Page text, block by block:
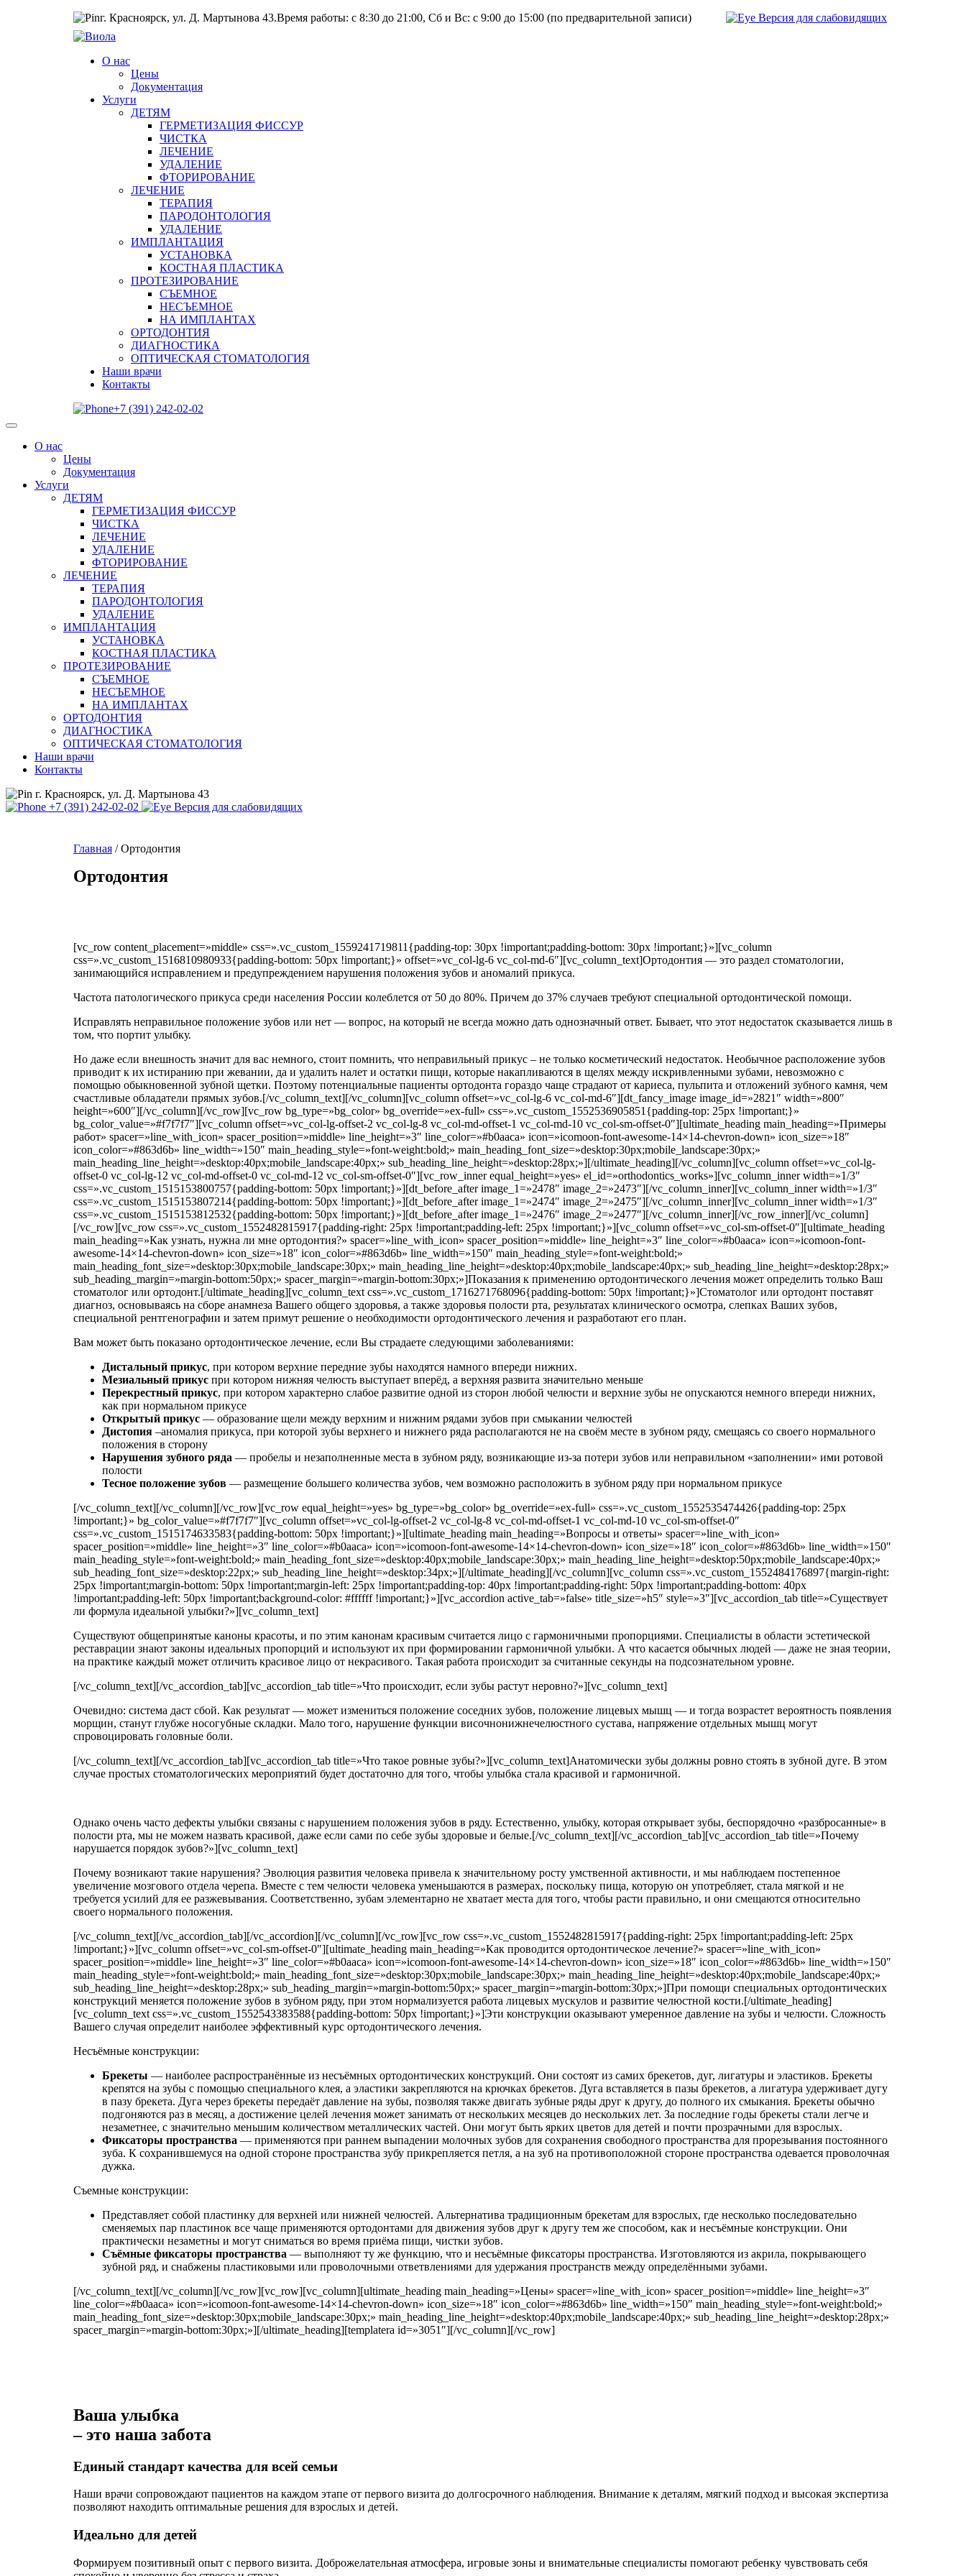
г. Красноярск, ул. Д. Мартынова 43.Время работы: с 8:30 до 21:00, Сб и Вс: с 9:00 до 15:00 (по предварительной записи) Версия для слабовидящих
О нас
Цены
Документация
Услуги
ДЕТЯМ
ГЕРМЕТИЗАЦИЯ ФИССУР
ЧИСТКА
ЛЕЧЕНИЕ
УДАЛЕНИЕ
ФТОРИРОВАНИЕ
ЛЕЧЕНИЕ
ТЕРАПИЯ
ПАРОДОНТОЛОГИЯ
УДАЛЕНИЕ
ИМПЛАНТАЦИЯ
УСТАНОВКА
КОСТНАЯ ПЛАСТИКА
ПРОТЕЗИРОВАНИЕ
СЪЕМНОЕ
НЕСЪЕМНОЕ
НА ИМПЛАНТАХ
ОРТОДОНТИЯ
ДИАГНОСТИКА
ОПТИЧЕСКАЯ СТОМАТОЛОГИЯ
Наши врачи
Контакты
+7 (391) 242-02-02
О нас
Цены
Документация
Услуги
ДЕТЯМ
ГЕРМЕТИЗАЦИЯ ФИССУР
ЧИСТКА
ЛЕЧЕНИЕ
УДАЛЕНИЕ
ФТОРИРОВАНИЕ
ЛЕЧЕНИЕ
ТЕРАПИЯ
ПАРОДОНТОЛОГИЯ
УДАЛЕНИЕ
ИМПЛАНТАЦИЯ
УСТАНОВКА
КОСТНАЯ ПЛАСТИКА
ПРОТЕЗИРОВАНИЕ
СЪЕМНОЕ
НЕСЪЕМНОЕ
НА ИМПЛАНТАХ
ОРТОДОНТИЯ
ДИАГНОСТИКА
ОПТИЧЕСКАЯ СТОМАТОЛОГИЯ
Наши врачи
Контакты
г. Красноярск, ул. Д. Мартынова 43
+7 (391) 242-02-02
Версия для слабовидящих
Главная /Ортодонтия
Ортодонтия
[vc_row content_placement=»middle» css=».vc_custom_1559241719811{padding-top: 30px !important;padding-bottom: 30px !important;}»][vc_column
css=».vc_custom_1516810980933{padding-bottom: 50px !important;}» offset=»vc_col-lg-6 vc_col-md-6″][vc_column_text]Ортодонтия — это раздел стоматологии,
занимающийся исправлением и предупреждением нарушения положения зубов и аномалий прикуса.
Частота патологического прикуса среди населения России колеблется от 50 до 80%. Причем до 37% случаев требуют специальной ортодонтической помощи.
Исправлять неправильное положение зубов или нет — вопрос, на который не всегда можно дать однозначный ответ. Бывает, что этот недостаток сказывается лишь в
том, что портит улыбку.
Но даже если внешность значит для вас немного, стоит помнить, что неправильный прикус – не только косметический недостаток. Необычное расположение зубов
приводит к их истиранию при жевании, да и удалить налет и остатки пищи, которые накапливаются в щелях между искривленными зубами, невозможно с
помощью обыкновенной зубной щетки. Поэтому потенциальные пациенты ортодонта гораздо чаще страдают от кариеса, пульпита и отложений зубного камня, чем
счастливые обладатели прямых зубов.[/vc_column_text][/vc_column][vc_column offset=»vc_col-lg-6 vc_col-md-6″][dt_fancy_image image_id=»2821″ width=»800″
height=»600″][/vc_column][/vc_row][vc_row bg_type=»bg_color» bg_override=»ex-full» css=».vc_custom_1552536905851{padding-top: 25px !important;}»
bg_color_value=»#f7f7f7″][vc_column offset=»vc_col-lg-offset-2 vc_col-lg-8 vc_col-md-offset-1 vc_col-md-10 vc_col-sm-offset-0″][ultimate_heading main_heading=»Примеры
работ» spacer=»line_with_icon» spacer_position=»middle» line_height=»3″ line_color=»#b0aaca» icon=»icomoon-font-awesome-14×14-chevron-down» icon_size=»18″
icon_color=»#863d6b» line_width=»150″ main_heading_style=»font-weight:bold;» main_heading_font_size=»desktop:30px;mobile_landscape:30px;»
main_heading_line_height=»desktop:40px;mobile_landscape:40px;» sub_heading_line_height=»desktop:28px;»][/ultimate_heading][/vc_column][vc_column offset=»vc_col-lg-
offset-0 vc_col-lg-12 vc_col-md-offset-0 vc_col-md-12 vc_col-sm-offset-0″][vc_row_inner equal_height=»yes» el_id=»orthodontics_works»][vc_column_inner width=»1/3″
css=».vc_custom_1515153800757{padding-bottom: 50px !important;}»][dt_before_after image_1=»2478″ image_2=»2473″][/vc_column_inner][vc_column_inner width=»1/3″
css=».vc_custom_1515153807214{padding-bottom: 50px !important;}»][dt_before_after image_1=»2474″ image_2=»2475″][/vc_column_inner][vc_column_inner width=»1/3″
css=».vc_custom_1515153812532{padding-bottom: 50px !important;}»][dt_before_after image_1=»2476″ image_2=»2477″][/vc_column_inner][/vc_row_inner][/vc_column]
[/vc_row][vc_row css=».vc_custom_1552482815917{padding-right: 25px !important;padding-left: 25px !important;}»][vc_column offset=»vc_col-sm-offset-0″][ultimate_heading
main_heading=»Как узнать, нужна ли мне ортодонтия?» spacer=»line_with_icon» spacer_position=»middle» line_height=»3″ line_color=»#b0aaca» icon=»icomoon-font-
awesome-14×14-chevron-down» icon_size=»18″ icon_color=»#863d6b» line_width=»150″ main_heading_style=»font-weight:bold;»
main_heading_font_size=»desktop:30px;mobile_landscape:30px;» main_heading_line_height=»desktop:40px;mobile_landscape:40px;» sub_heading_line_height=»desktop:28px;»
sub_heading_margin=»margin-bottom:50px;» spacer_margin=»margin-bottom:30px;»]Показания к применению ортодонтического лечения может определить только Ваш
стоматолог или ортодонт.[/ultimate_heading][vc_column_text css=».vc_custom_1716271768096{padding-bottom: 50px !important;}»]Стоматолог или ортодонт поставят
диагноз, основываясь на сборе анамнеза Вашего общего здоровья, а также здоровья полости рта, результатах клинического осмотра, слепках Ваших зубов,
специальной рентгенографии и затем примут решение о необходимости ортодонтического лечения и разработают его план.
Вам может быть показано ортодонтическое лечение, если Вы страдаете следующими заболеваниями:
Дистальный прикус, при котором верхние передние зубы находятся намного впереди нижних.
Мезиальный прикус при котором нижняя челюсть выступает вперёд, а верхняя развита значительно меньше
Перекрестный прикус, при котором характерно слабое развитие одной из сторон любой челюсти и верхние зубы не опускаются немного впереди нижних,
как при нормальном прикусе
Открытый прикус — образование щели между верхним и нижним рядами зубов при смыкании челюстей
Дистопия –аномалия прикуса, при которой зубы верхнего и нижнего ряда располагаются не на своём месте в зубном ряду, смещаясь со своего нормального
положения в сторону
Нарушения зубного ряда — пробелы и незаполненные места в зубном ряду, возникающие из-за потери зубов или неправильном «заполнении» ими ротовой
полости
Тесное положение зубов — размещение большего количества зубов, чем возможно расположить в зубном ряду при нормальном прикусе
[/vc_column_text][/vc_column][/vc_row][vc_row equal_height=»yes» bg_type=»bg_color» bg_override=»ex-full» css=».vc_custom_1552535474426{padding-top: 25px
!important;}» bg_color_value=»#f7f7f7″][vc_column offset=»vc_col-lg-offset-2 vc_col-lg-8 vc_col-md-offset-1 vc_col-md-10 vc_col-sm-offset-0″
css=».vc_custom_1515174633583{padding-bottom: 50px !important;}»][ultimate_heading main_heading=»Вопросы и ответы» spacer=»line_with_icon»
spacer_position=»middle» line_height=»3″ line_color=»#b0aaca» icon=»icomoon-font-awesome-14×14-chevron-down» icon_size=»18″ icon_color=»#863d6b» line_width=»150″
main_heading_style=»font-weight:bold;» main_heading_font_size=»desktop:40px;mobile_landscape:30px;» main_heading_line_height=»desktop:50px;mobile_landscape:40px;»
sub_heading_font_size=»desktop:22px;» sub_heading_line_height=»desktop:34px;»][/ultimate_heading][/vc_column][vc_column css=».vc_custom_1552484176897{margin-right:
25px !important;margin-bottom: 50px !important;margin-left: 25px !important;padding-top: 40px !important;padding-right: 50px !important;padding-bottom: 40px
!important;padding-left: 50px !important;background-color: #ffffff !important;}»][vc_accordion active_tab=»false» title_size=»h5″ style=»3″][vc_accordion_tab title=»Существует
ли формула идеальной улыбки?»][vc_column_text]
Существуют общепринятые каноны красоты, и по этим канонам красивым считается лицо с гармоничными пропорциями. Специалисты в области эстетической
реставрации знают законы идеальных пропорций и используют их при формировании гармоничной улыбки. А что касается обычных людей — даже не зная теории,
на практике каждый может отличить красивое лицо от некрасивого. Такая работа происходит за считанные секунды на подсознательном уровне.
[/vc_column_text][/vc_accordion_tab][vc_accordion_tab title=»Что происходит, если зубы растут неровно?»][vc_column_text]
Очевидно: система даст сбой. Как результат — может измениться положение соседних зубов, положение лицевых мышц — и тогда возрастет вероятность появления
морщин, станут глубже носогубные складки. Мало того, нарушение функции височнонижнечелюстного сустава, напряжение отдельных мышц могут
спровоцировать головные боли.
[/vc_column_text][/vc_accordion_tab][vc_accordion_tab title=»Что такое ровные зубы?»][vc_column_text]Анатомически зубы должны ровно стоять в зубной дуге. В этом
случае простых стоматологических мероприятий будет достаточно для того, чтобы улыбка стала красивой и гармоничной.
Однако очень часто дефекты улыбки связаны с нарушением положения зубов в ряду. Естественно, улыбку, которая открывает зубы, беспорядочно «разбросанные» в
полости рта, мы не можем назвать красивой, даже если сами по себе зубы здоровые и белые.[/vc_column_text][/vc_accordion_tab][vc_accordion_tab title=»Почему
нарушается порядок зубов?»][vc_column_text]
Почему возникают такие нарушения? Эволюция развития человека привела к значительному росту умственной активности, и мы наблюдаем постепенное
увеличение мозгового отдела черепа. Вместе с тем челюсти человека уменьшаются в размерах, поскольку пища, которую он употребляет, стала мягкой и не
требуется усилий для ее разжевывания. Соответственно, зубам элементарно не хватает места для того, чтобы расти правильно, и они смещаются относительно
своего нормального положения.
[/vc_column_text][/vc_accordion_tab][/vc_accordion][/vc_column][/vc_row][vc_row css=».vc_custom_1552482815917{padding-right: 25px !important;padding-left: 25px
!important;}»][vc_column offset=»vc_col-sm-offset-0″][ultimate_heading main_heading=»Как проводится ортодонтическое лечение?» spacer=»line_with_icon»
spacer_position=»middle» line_height=»3″ line_color=»#b0aaca» icon=»icomoon-font-awesome-14×14-chevron-down» icon_size=»18″ icon_color=»#863d6b» line_width=»150″
main_heading_style=»font-weight:bold;» main_heading_font_size=»desktop:30px;mobile_landscape:30px;» main_heading_line_height=»desktop:40px;mobile_landscape:40px;»
sub_heading_line_height=»desktop:28px;» sub_heading_margin=»margin-bottom:50px;» spacer_margin=»margin-bottom:30px;»]При помощи специальных ортодонтических
конструкций меняется положение зубов в зубном ряду, при этом нормализуется работа лицевых мускулов и развитие челюстной кости.[/ultimate_heading]
[vc_column_text css=».vc_custom_1552543383588{padding-bottom: 50px !important;}»]Эти конструкции оказывают умеренное давление на зубы и челюсти. Сложность
Вашего случая определит наиболее эффективный курс ортодонтического лечения.
Несъёмные конструкции:
Брекеты — наиболее распространённые из несъёмных ортодонтических конструкций. Они состоят из самих брекетов, дуг, лигатуры и эластиков. Брекеты
крепятся на зубы с помощью специального клея, а эластики закрепляются на крючках брекетов. Дуга вставляется в пазы брекетов, а лигатура удерживает дугу
в пазу брекета. Дуга через брекеты передаёт давление на зубы, позволяя также двигать зубные ряды друг к другу, до полного их смыкания. Брекеты обычно
подгоняются раз в месяц, а достижение целей лечения может занимать от нескольких месяцев до нескольких лет. За последние годы брекеты стали легче и
незаметнее, с значительно меньшим количеством металлических частей. Они могут быть ярких цветов для детей и почти прозрачными для взрослых.
Фиксаторы пространства — применяются при раннем выпадении молочных зубов для сохранения свободного пространства для прорезывания постоянного
зуба. К сохранившемуся на одной стороне пространства зубу прикрепляется петля, а на зуб на противоположной стороне пространства одевается проволочная
дужка.
Съемные конструкции:
Представляет собой пластинку для верхней или нижней челюстей. Альтернатива традиционным брекетам для взрослых, где несколько последовательно
сменяемых пар пластинок все чаще применяются ортодонтами для движения зубов друг к другу тем же способом, как и несъёмные конструкции. Они
практически незаметны и могут сниматься во время приёма пищи, чистки зубов.
Съёмные фиксаторы пространства — выполняют ту же функцию, что и несъёмные фиксаторы пространства. Изготовляются из акрила, покрывающего
зубной ряд, и снабжены пластиковыми или проволочными ответвлениями для удержания пространств между определёнными зубами.
[/vc_column_text][/vc_column][/vc_row][vc_row][vc_column][ultimate_heading main_heading=»Цены» spacer=»line_with_icon» spacer_position=»middle» line_height=»3″
line_color=»#b0aaca» icon=»icomoon-font-awesome-14×14-chevron-down» icon_size=»18″ icon_color=»#863d6b» line_width=»150″ main_heading_style=»font-weight:bold;»
main_heading_font_size=»desktop:30px;mobile_landscape:30px;» main_heading_line_height=»desktop:40px;mobile_landscape:40px;» sub_heading_line_height=»desktop:28px;»
spacer_margin=»margin-bottom:30px;»][/ultimate_heading][templatera id=»3051″][/vc_column][/vc_row]
Ваша улыбка
– это наша забота
Единый стандарт качества для всей семьи
Наши врачи сопровождают пациентов на каждом этапе от первого визита до долгосрочного наблюдения. Внимание к деталям, мягкий подход и высокая экспертиза
позволяют находить оптимальные решения для взрослых и детей.
Идеально для детей
Формируем позитивный опыт с первого визита. Доброжелательная атмосфера, игровые зоны и внимательные специалисты помогают ребенку чувствовать себя